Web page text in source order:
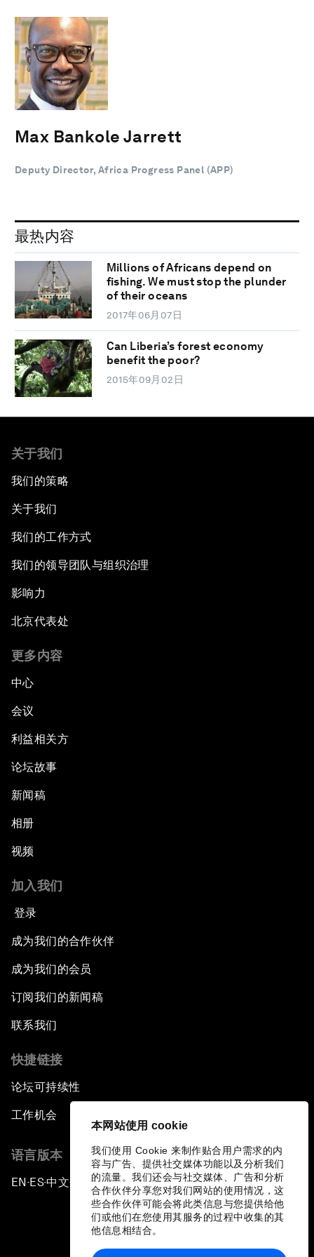
本网站使用 cookie
我们使用 Cookie 来制作贴合用户需求的内
容与广告、提供社交媒体功能以及分析我们
的流量。我们还会与社交媒体、广告和分析
合作伙伴分享您对我们网站的使用情况，这
些合作伙伴可能会将此类信息与您提供给他
们或他们在您使用其服务的过程中收集的其
他信息相结合。
Max Bankole Jarrett
Deputy Director, Africa Progress Panel (APP)
最热内容
Millions of Africans depend on
fishing. We must stop the plunder
of their oceans
2017年06月07日
Can Liberia’s forest economy
benefit the poor?
2015年09月02日
关于我们
我们的策略
关于我们
我们的工作方式
我们的领导团队与组织治理
影响力
北京代表处
更多内容
中心
会议
利益相关方
论坛故事
新闻稿
相册
视频
加入我们
登录
成为我们的合作伙伴
成为我们的会员
订阅我们的新闻稿
联系我们
快捷链接
论坛可持续性
工作机会
语言版本
EN ▪ES▪中文▪ 日本語